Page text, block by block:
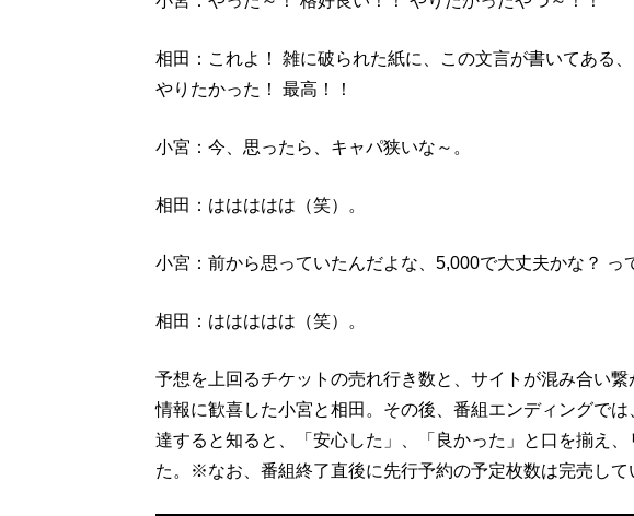
相田：これよ！ 雑に破られた紙に、この文言が書いてある
やりたかった！ 最高！！
小宮：今、思ったら、キャパ狭いな～。
相田：ははははは（笑）。
小宮：前から思っていたんだよな、5,000で大丈夫かな？ っ
相田：ははははは（笑）。
予想を上回るチケットの売れ行き数と、サイトが混み合い
情報に歓喜した小宮と相田。その後、番組エンディングで
達すると知ると、「安心した」、「良かった」と口を揃え
た。※なお、番組終了直後に先行予約の予定枚数は完売して